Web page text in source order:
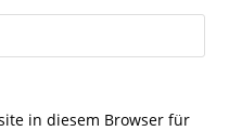
in diesem Browser für